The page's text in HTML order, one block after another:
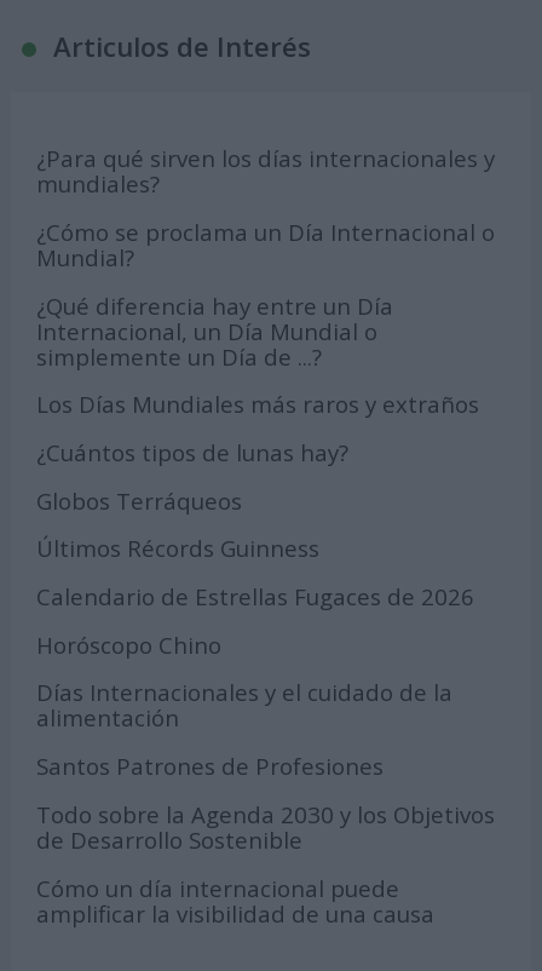
Articulos de Interés
¿Para qué sirven los días internacionales y
mundiales?
¿Cómo se proclama un Día Internacional o
Mundial?
¿Qué diferencia hay entre un Día
Internacional, un Día Mundial o
simplemente un Día de ...?
Los Días Mundiales más raros y extraños
¿Cuántos tipos de lunas hay?
Globos Terráqueos
Últimos Récords Guinness
Calendario de Estrellas Fugaces de 2026
Horóscopo Chino
Días Internacionales y el cuidado de la
alimentación
Santos Patrones de Profesiones
Todo sobre la Agenda 2030 y los Objetivos
de Desarrollo Sostenible
Cómo un día internacional puede
amplificar la visibilidad de una causa